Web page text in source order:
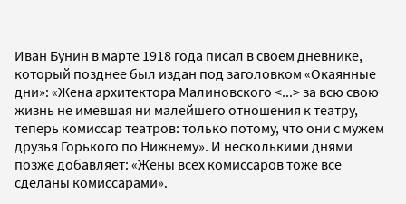
Иван Бунин в марте 1918 года писал в своем дневнике,
который позднее был издан под заголовком «Окаянные
дни»: «Жена архитектора Малиновского <...> за всю свою
жизнь не имевшая ни малейшего отношения к театру,
теперь комиссар театров: только потому, что они с мужем
друзья Горького по Нижнему». И несколькими днями
позже добавляет: «Жены всех комиссаров тоже все
сделаны комиссарами».